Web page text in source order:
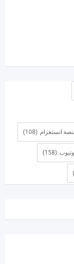
انستغرام (108)
(158)